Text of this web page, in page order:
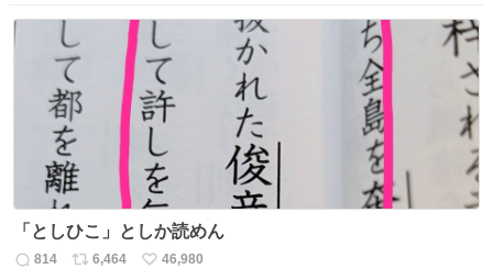
数
ス
ト
数
ね
数
「としひこ」としか読めん
返
814
リ
6,464
い
46,980